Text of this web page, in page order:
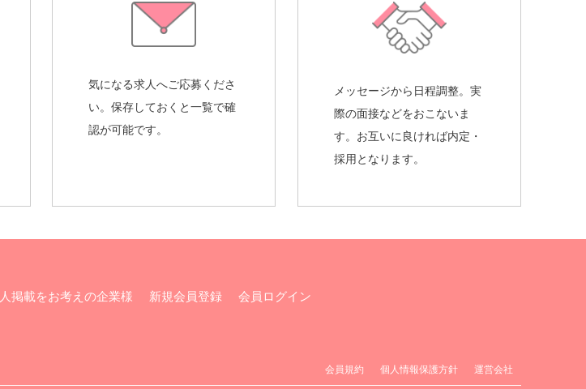
気になる求人へご応募くださ
い。保存しておくと一覧で確
認が可能です。
メッセージから日程調整。実
際の面接などをおこないま
す。お互いに良ければ内定・
採用となります。
掲載をお考えの企業様 新規会員登録 会員ログイン
会員規約 個人情報保護方針 運営会社